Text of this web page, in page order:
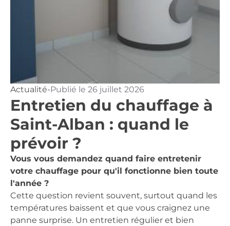
Actualité-Publié le 26 juillet 2026
Entretien du chauffage à
Saint-Alban : quand le
prévoir ?
Vous vous demandez quand faire entretenir
votre chauffage pour qu'il fonctionne bien toute
l'année ?
Cette question revient souvent, surtout quand les
températures baissent et que vous craignez une
panne surprise. Un entretien régulier et bien